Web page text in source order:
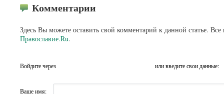
Комментарии
Здесь Вы можете оставить свой комментарий к данной статье.
Православие.Ru.
Войдите через или введите свои данные:
Ваше имя: